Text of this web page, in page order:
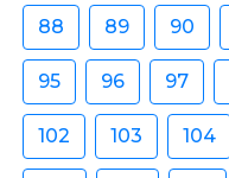
88 89 90
95 96 97
102 103 104